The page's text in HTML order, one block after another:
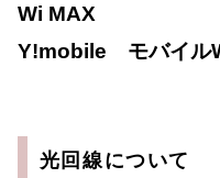
Wi MAX
Y!mobile モバイル
光回線について